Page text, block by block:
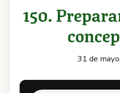
150.
31 de